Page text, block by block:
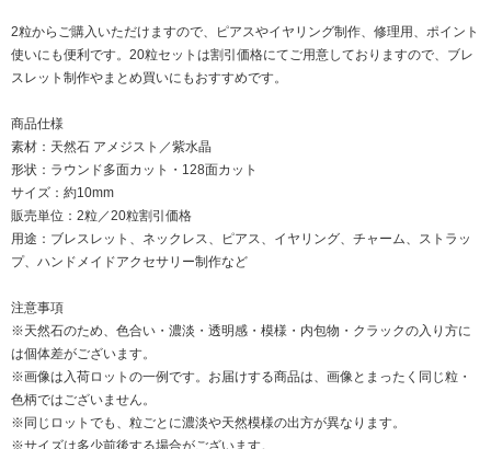
2粒からご購入いただけますので、ピアスやイヤリング制作、修理用、ポイント
使いにも便利です。20粒セットは割引価格にてご用意しておりますので、ブレ
スレット制作やまとめ買いにもおすすめです。
商品仕様
素材：天然石 アメジスト／紫水晶
形状：ラウンド多面カット・128面カット
サイズ：約10mm
販売単位：2粒／20粒割引価格
用途：ブレスレット、ネックレス、ピアス、イヤリング、チャーム、ストラッ
プ、ハンドメイドアクセサリー制作など
注意事項
※天然石のため、色合い・濃淡・透明感・模様・内包物・クラックの入り方に
は個体差がございます。
※画像は入荷ロットの一例です。お届けする商品は、画像とまったく同じ粒・
色柄ではございません。
※同じロットでも、粒ごとに濃淡や天然模様の出方が異なります。
※サイズは多少前後する場合がございます。